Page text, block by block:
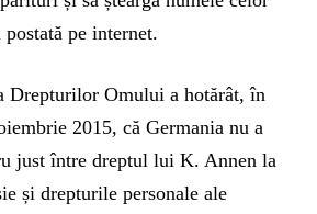
pe internet.
Drepturilor Omului a hotărât, în
2015, că Germania nu a
just între dreptul lui K. Annen la
și drepturile personale ale